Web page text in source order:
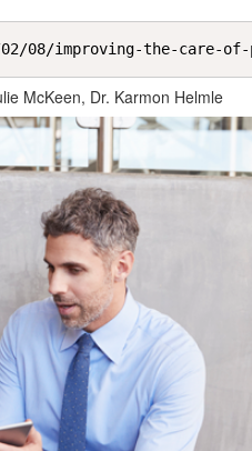
02/08/improving-the-care-
McKeen, Dr. Karmon Helmle